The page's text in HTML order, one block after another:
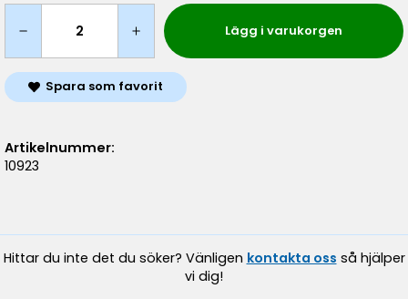
Lägg i varukorgen
Spara som favorit
Artikelnummer:
10923
Hittar du inte det du söker? Vänligen kontakta oss så hjälper
vi dig!